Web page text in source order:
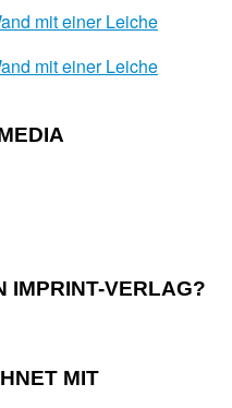
mit einer Leiche
mit einer Leiche
IMPRINT-VERLAG?
MIT